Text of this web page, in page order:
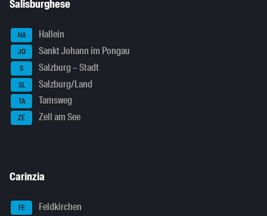
Salisburghese
HA Hallein
JO Sankt Johann im Pongau
S Salzburg – Stadt
SL Salzburg/Land
TA Tamsweg
ZE Zell am See
Carinzia
FE Feldkirchen